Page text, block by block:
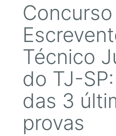
Técnico
do TJ-
das 3
provas